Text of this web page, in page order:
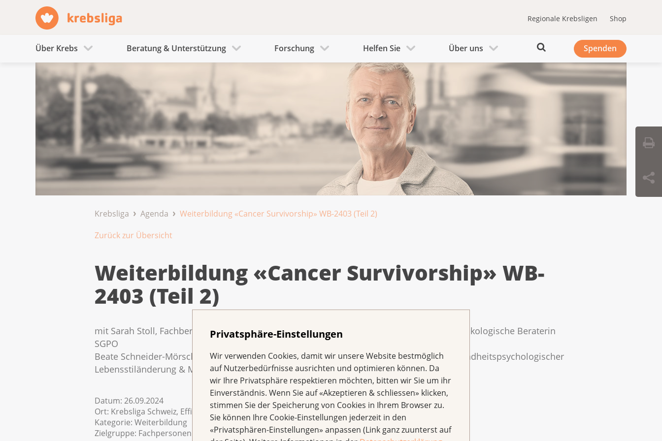
Privatsphäre-Einstellungen
Wir verwenden Cookies, damit wir unsere Website bestmöglich
auf Nutzerbedürfnisse ausrichten und optimieren können. Da
wir Ihre Privatsphäre respektieren möchten, bitten wir Sie um ihr
Einverständnis. Wenn Sie auf «Akzeptieren & schliessen» klicken,
stimmen Sie der Speicherung von Cookies in Ihrem Browser zu.
Sie können Ihre Cookie-Einstellungen jederzeit in den
«Privatsphären-Einstellungen» anpassen (Link ganz zuunterst auf
Regionale Krebsligen Shop
Über Krebs Beratung & Unterstützung Forschung Helfen Sie Über uns Spenden
Krebsliga Agenda
Weiterbildung «Cancer Survivorship» WB-2403 (Teil 2)
Zurück zur Übersicht
Weiterbildung «Cancer Survivorship» WB-
2403 (Teil 2)
mit Sarah Stoll, Fachberaterin Cancer Survivorship, MAS in Onkologischer Pflege, Psychoonkologische Beraterin
SGPO
Beate Schneider-Mörsch, Fachspezialistin Bildung, Diplom Sportlehrerin mit CAS in «Gesundheitspsychologischer
Lebensstiländerung & Mind Body Medicine»
Datum: 26.09.2024
Ort: Krebsliga Schweiz, Effingerstrasse 40, 3001 Bern
Kategorie: Weiterbildung
Zielgruppe: Fachpersonen